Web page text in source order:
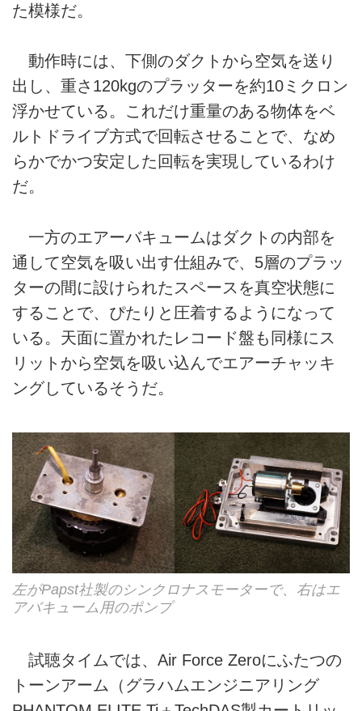
た模様だ。
動作時には、下側のダクトから空気を送り
出し、重さ120kgのプラッターを約10ミクロン
浮かせている。これだけ重量のある物体をベ
ルトドライブ方式で回転させることで、なめ
らかでかつ安定した回転を実現しているわけ
だ。
一方のエアーバキュームはダクトの内部を
通して空気を吸い出す仕組みで、5層のプラッ
ターの間に設けられたスペースを真空状態に
することで、ぴたりと圧着するようになって
いる。天面に置かれたレコード盤も同様にス
リットから空気を吸い込んでエアーチャッキ
ングしているそうだ。
左がPapst社製のシンクロナスモーターで、右はエ
アバキューム用のポンプ
試聴タイムでは、Air Force Zeroにふたつの
トーンアーム（グラハムエンジニアリング